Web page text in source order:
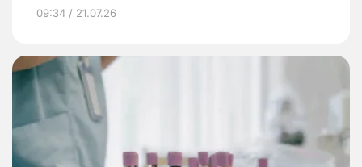
09:34 / 21.07.26